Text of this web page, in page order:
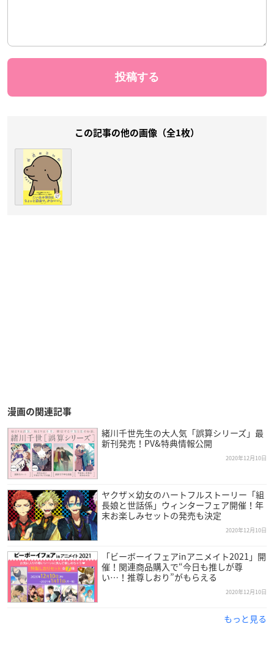
この記事の他の画像（全1枚）
漫画の関連記事
緒川千世先生の大人気「誤算シリーズ」最
新刊発売！PV&特典情報公開
2020年12月10日
ヤクザ×幼女のハートフルストーリー「組
長娘と世話係」ウィンターフェア開催！年
末お楽しみセットの発売も決定
2020年12月10日
「ビーボーイフェアinアニメイト2021」開
催！関連商品購入で“今日も推しが尊
い…！推尊しおり”がもらえる
2020年12月10日
もっと見る